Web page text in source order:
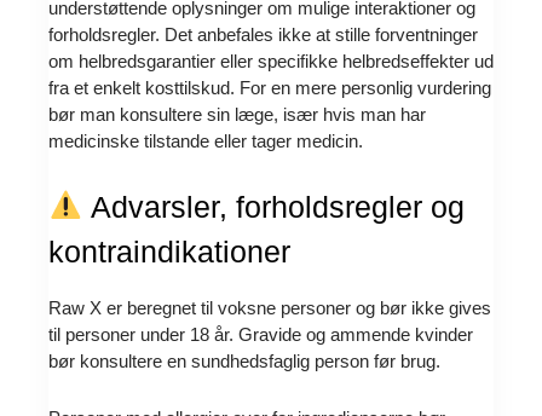
understøttende oplysninger om mulige interaktioner og
forholdsregler. Det anbefales ikke at stille forventninger
om helbredsgarantier eller specifikke helbredseffekter ud
fra et enkelt kosttilskud. For en mere personlig vurdering
bør man konsultere sin læge, især hvis man har
medicinske tilstande eller tager medicin.
Advarsler, forholdsregler og
kontraindikationer
Raw X er beregnet til voksne personer og bør ikke gives
til personer under 18 år. Gravide og ammende kvinder
bør konsultere en sundhedsfaglig person før brug.